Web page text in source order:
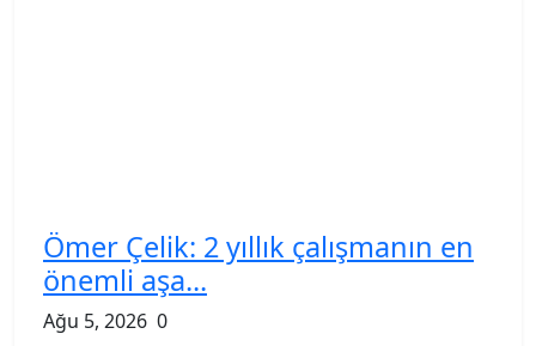
Ömer Çelik: 2 yıllık çalışmanın en
önemli aşa...
Ağu 5, 2026 0